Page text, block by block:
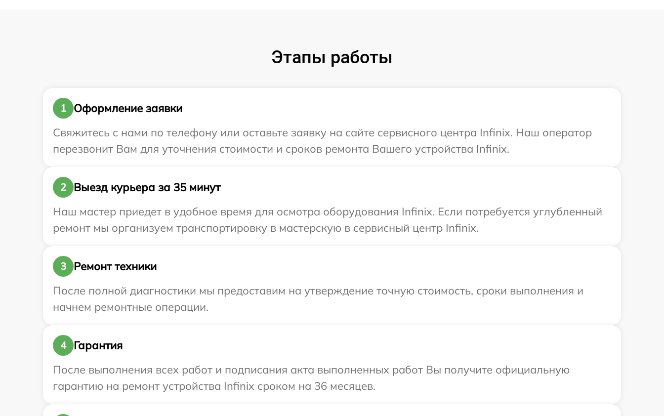
Этапы работы
1
Оформление заявки
Свяжитесь с нами по телефону или оставьте заявку на сайте сервисного центра Infinix. Наш оператор
перезвонит Вам для уточнения стоимости и сроков ремонта Вашего устройства Infinix.
2
Выезд курьера за 35 минут
Наш мастер приедет в удобное время для осмотра оборудования Infinix. Если потребуется углубленный
ремонт мы организуем транспортировку в мастерскую в сервисный центр Infinix.
3
Ремонт техники
После полной диагностики мы предоставим на утверждение точную стоимость, сроки выполнения и
начнем ремонтные операции.
4
Гарантия
После выполнения всех работ и подписания акта выполненных работ Вы получите официальную
гарантию на ремонт устройства Infinix сроком на 36 месяцев.